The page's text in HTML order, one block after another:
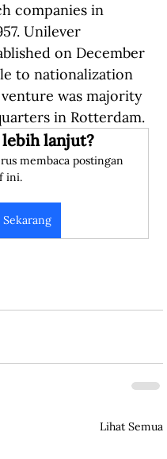
companies in
Unilever
on December
to nationalization
was majority
in Rotterdam.
lanjut?
membaca postingan
ini.
Lihat Semua